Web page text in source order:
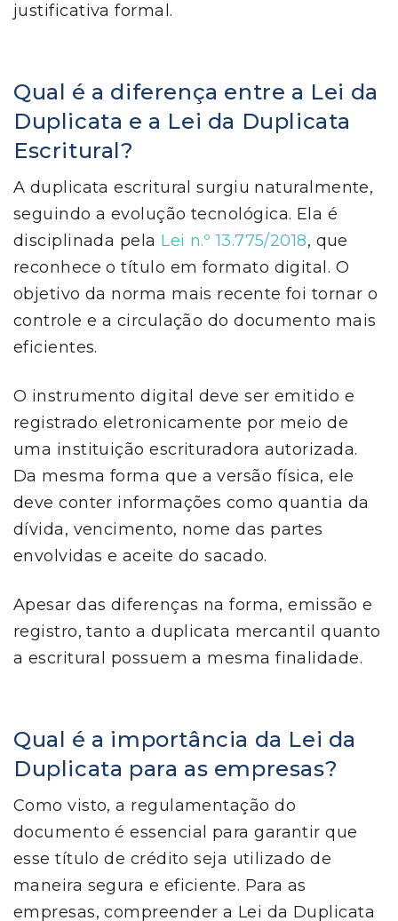
justificativa formal.
Qual é a diferença entre a Lei da
Duplicata e a Lei da Duplicata
Escritural?
A duplicata escritural surgiu naturalmente,
seguindo a evolução tecnológica. Ela é
disciplinada pela Lei n.º 13.775/2018, que
reconhece o título em formato digital. O
objetivo da norma mais recente foi tornar o
controle e a circulação do documento mais
eficientes.
O instrumento digital deve ser emitido e
registrado eletronicamente por meio de
uma instituição escrituradora autorizada.
Da mesma forma que a versão física, ele
deve conter informações como quantia da
dívida, vencimento, nome das partes
envolvidas e aceite do sacado.
Apesar das diferenças na forma, emissão e
registro, tanto a duplicata mercantil quanto
a escritural possuem a mesma finalidade.
Qual é a importância da Lei da
Duplicata para as empresas?
Como visto, a regulamentação do
documento é essencial para garantir que
esse título de crédito seja utilizado de
maneira segura e eficiente. Para as
empresas, compreender a Lei da Duplicata